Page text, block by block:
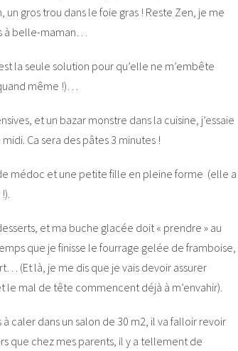
gros trou dans le foie gras ! Reste Zen, je me
à belle-maman…
la seule solution pour qu’elle ne m’embête
même !)…
et un bazar monstre dans la cuisine, j’essaie
Ca sera des pâtes 3 minutes !
médoc et une petite fille en pleine forme (elle a
et ma buche glacée doit « prendre » au
que je finisse le fourrage gelée de framboise,
(Et là, je me dis que je vais devoir assurer
le mal de tête commencent déjà à m’envahir).
caler dans un salon de 30 m2, il va falloir revoir
que chez mes parents, il y a tellement de